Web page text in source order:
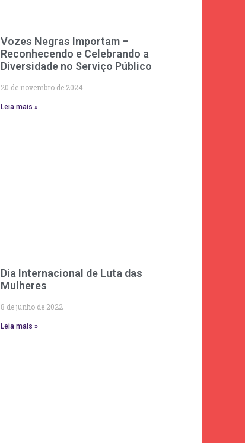
Vozes Negras Importam –
Reconhecendo e Celebrando a
Diversidade no Serviço Público
20 de novembro de 2024
Leia mais »
Dia Internacional de Luta das
Mulheres
8 de junho de 2022
Leia mais »